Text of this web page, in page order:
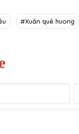
#Xuân quê huong